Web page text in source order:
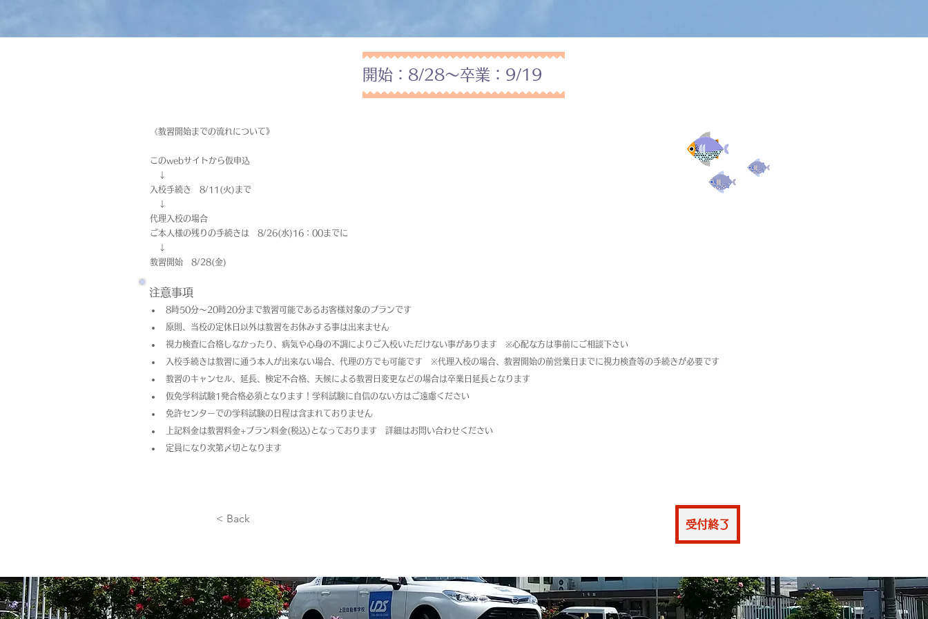
開始：8/28～卒業：9/19
《教習開始までの流れについて》
このwebサイトから仮申込
↓
入校手続き 8/11(火)まで
↓
代理入校の場合
ご本人様の残りの手続きは 8/26(水)16：00までに
↓
教習開始 8/28(金)
注意事項
8時50分～20時20分まで教習可能であるお客様対象のプランです
原則、当校の定休日以外は教習をお休みする事は出来ません
視力検査に合格しなかったり、病気や心身の不調によりご入校いただけない事があります　※心配な方は事前にご相談下さい
入校手続きは教習に通う本人が出来ない場合、代理の方でも可能です　※代理入校の場合、教習開始の前営業日までに視力検査等の手続きが必要です
教習のキャンセル、延長、検定不合格、天候による教習日変更などの場合は卒業日​延長となります
仮免学科試験1発合格必須となります！学科試験に自信のない方はご遠慮ください
免許センターでの学科試験の日程は含まれておりません
上記料金は教習料金+プラン料金(税込)となっております　詳細はお問い合わせください
定員になり次第〆切となります
< Back 仮申込
受付終了